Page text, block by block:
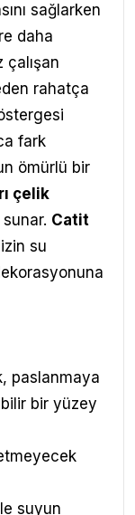
sağlarken
daha
rahatça
fark
ömürlü bir
çelik
sunar. Catit
su
paslanmaya
bir yüzey
ile suyun